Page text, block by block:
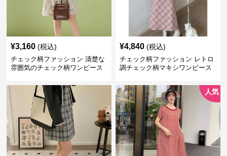
¥3,160 (税込)
チェック柄ファッション 清楚な
雰囲気のチェック柄ワンピース
¥4,840 (税込)
チェック柄ファッション レトロ
調チェック柄マキシワンピース
人気